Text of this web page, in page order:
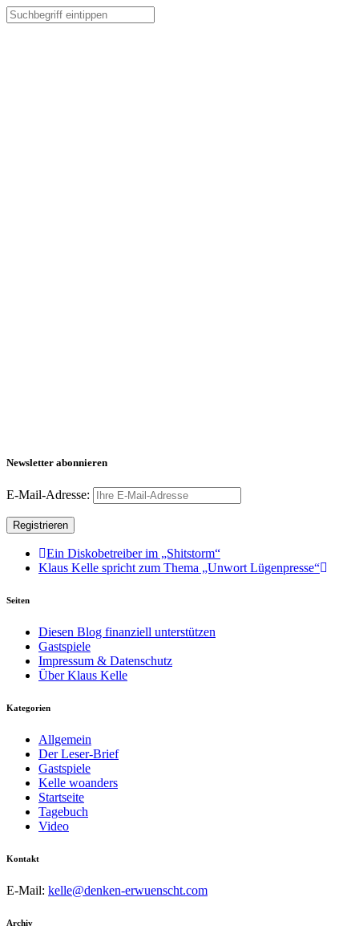
Newsletter abonnieren
E-Mail-Adresse:
Ein Diskobetreiber im „Shitstorm“
Klaus Kelle spricht zum Thema „Unwort Lügenpresse“
Seiten
Diesen Blog finanziell unterstützen
Gastspiele
Impressum & Datenschutz
Über Klaus Kelle
Kategorien
Allgemein
Der Leser-Brief
Gastspiele
Kelle woanders
Startseite
Tagebuch
Video
Kontakt
E-Mail: kelle@denken-erwuenscht.com
Archiv